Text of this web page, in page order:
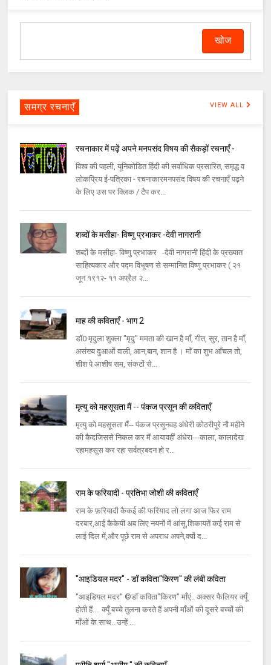
समग्र रचनाएँ VIEW ALL
रचनाकार में पढ़ें अपने मनपसंद विषय की सैकड़ों रचनाएँ -
विश्व की पहली, यूनिकोडित हिंदी की सर्वाधिक प्रसारित, समृद्ध व
लोकप्रिय ई-पत्रिका - रचनाकारमनपसंद विषय की रचनाएँ पढ़ने
के लिए उस पर क्लिक / टैप कर...
शब्दों के मसीहा- विष्णु प्रभाकर -देवी नागरानी
शब्दों के मसीहा- विष्णु प्रभाकर -देवी नागरानी हिंदी के प्रख्यात
साहित्यकार और पद्म विभूषण से सम्मानित विष्णु प्रभाकर ( २१
जून १९१२- ११ अप्रैल २...
माह की कविताएँ - भाग 2
डॉ0 मृदुला शुक्ला "मृदु" ममता की खान है माँ, गीत, सुर, तान है माँ,
असंख्य दुआओं वाली, आन,बान, शान है । माँ का शुभ आँचल तो,
शीश पे आशीष सम, संकटों से...
मृत्यु को महसूसता मैं -- पंकज प्रसून की कविताएँ
मृत्यु को महसूसता मैं-- पंकज प्रसूनवह अंधेरी कोठरीपूरे नौ महीने
की कैदजिससे निकल कर मैं आयावहीं अंधेरा---काला, कालादेख
रहामहसूस कर रहा सर्वत्रबदन हो र...
राम के फरियादी - प्रतिभा जोशी की कविताएँ
राम के फ़रियादी कैकई की फरियाद लो लगा आज फिर राम
दरबार,आई कैकेयी अब लिए नयनों में आंसू,शिकायतें कई राम से
लाई दिल में,और पूछे राम से अपराध अपने,क्यों द...
"आइडियल मदर" - डॉ कविता"किरण" की लंबी कविता
"आइडियल मदर" ©डॉ कविता"किरण" माँएं.. अक्सर फैलियर क्यूँ
होती हैं.... क्यूँ बच्चे तुलना करते हैं अपनी माँओं की दूसरे बच्चों की
माँओं के साथ.. उन्हें ...